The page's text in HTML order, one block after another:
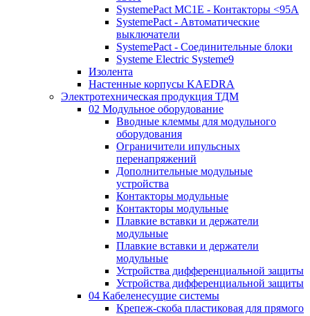
SystemePact MC1E - Контакторы <95A
SystemePact - Автоматические
выключатели
SystemePact - Соединительные блоки
Systeme Electric Systeme9
Изолента
Настенные корпусы KAEDRA
Электротехническая продукция ТДМ
02 Модульное оборудование
Вводные клеммы для модульного
оборудования
Ограничители ипульсных
перенапряжений
Дополнительные модульные
устройства
Контакторы модульные
Контакторы модульные
Плавкие вставки и держатели
модульные
Плавкие вставки и держатели
модульные
Устройства дифференциальной защиты
Устройства дифференциальной защиты
04 Кабеленесущие системы
Крепеж-скоба пластиковая для прямого